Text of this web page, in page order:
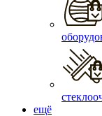
ещё